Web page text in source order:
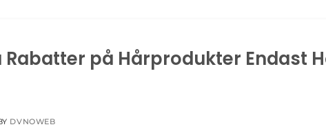
på Hårprodukter Endast
DVNOWEB